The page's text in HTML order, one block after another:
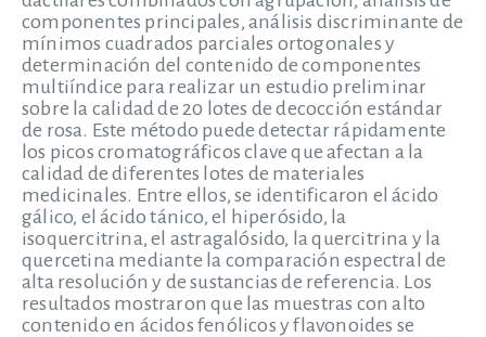
componentes principales, análisis discriminante de
mínimos cuadrados parciales ortogonales y
determinación del contenido de componentes
multiíndice para realizar un estudio preliminar
sobre la calidad de 20 lotes de decocción estándar
de rosa. Este método puede detectar rápidamente
los picos cromatográficos clave que afectan a la
calidad de diferentes lotes de materiales
medicinales. Entre ellos, se identificaron el ácido
gálico, el ácido tánico, el hiperósido, la
isoquercitrina, el astragalósido, la quercitrina y la
quercetina mediante la comparación espectral de
alta resolución y de sustancias de referencia. Los
resultados mostraron que las muestras con alto
contenido en ácidos fenólicos y flavonoides se